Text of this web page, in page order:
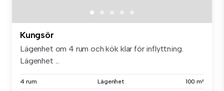
Kungsör
Lägenhet om 4 rum och kök klar för inflyttning.
Lägenhet ...
4 rum Lägenhet 100 m²